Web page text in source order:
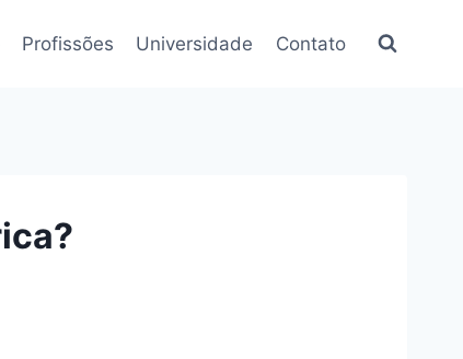
Profissões Universidade Contato